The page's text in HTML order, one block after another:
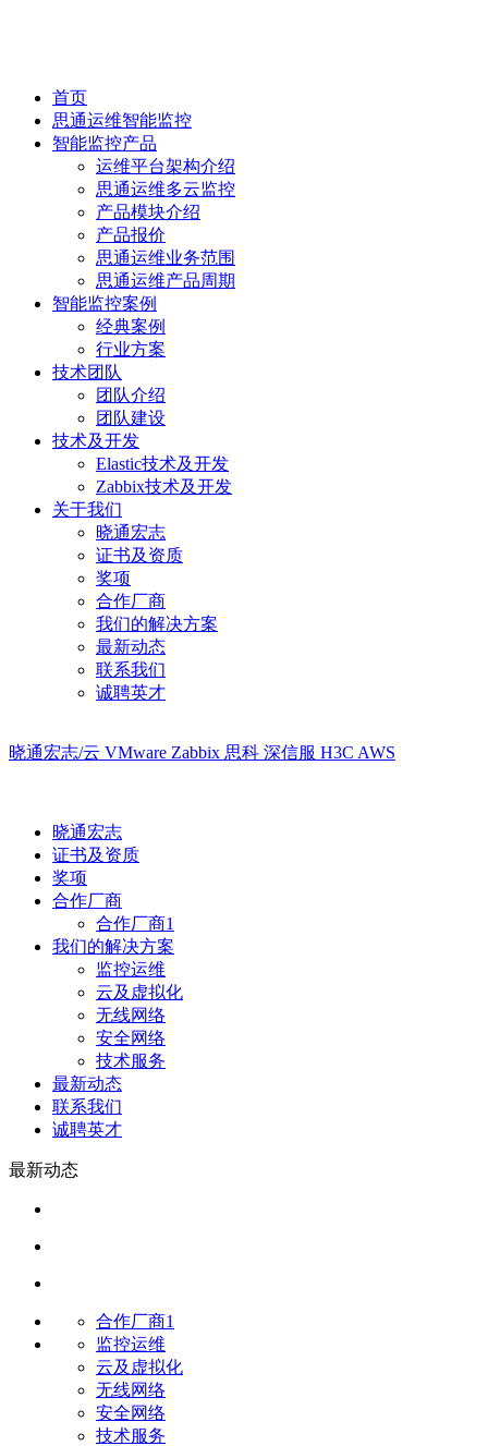
首页
思通运维智能监控
智能监控产品
运维平台架构介绍
思通运维多云监控
产品模块介绍
产品报价
思通运维业务范围
思通运维产品周期
智能监控案例
经典案例
行业方案
技术团队
团队介绍
团队建设
技术及开发
Elastic技术及开发
Zabbix技术及开发
关于我们
晓通宏志
证书及资质
奖项
合作厂商
我们的解决方案
最新动态
联系我们
诚聘英才
晓通宏志/云 VMware Zabbix 思科 深信服 H3C AWS
晓通宏志
证书及资质
奖项
合作厂商
合作厂商1
我们的解决方案
监控运维
云及虚拟化
无线网络
安全网络
技术服务
最新动态
联系我们
诚聘英才
最新动态
合作厂商1
监控运维
云及虚拟化
无线网络
安全网络
技术服务